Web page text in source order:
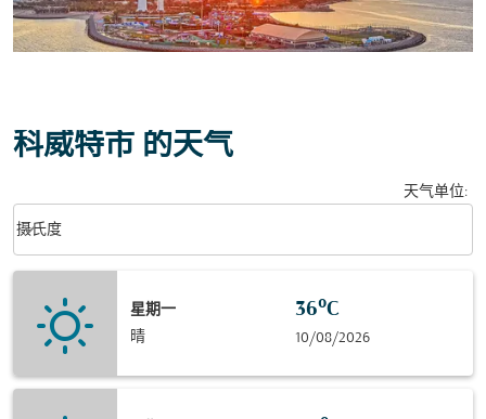
科威特市 的天气
天气单位:
Weather unit option 摄氏度 Selected
摄氏度
keyboard_arrow_down
星期一
晴
36°C
10/08/2026